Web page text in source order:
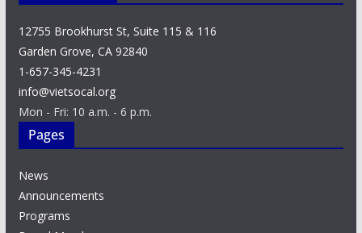
12755 Brookhurst St, Suite 115 & 116
Garden Grove, CA 92840
1-657-345-4231
info@vietsocal.org
Mon - Fri: 10 a.m. - 6 p.m.
Pages
News
Announcements
Programs